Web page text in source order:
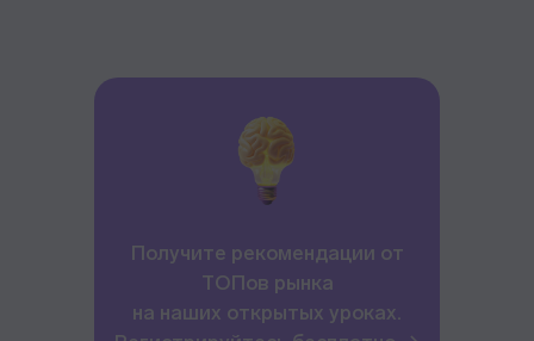
Получите рекомендации от
ТОПов рынка
на наших открытых уроках.